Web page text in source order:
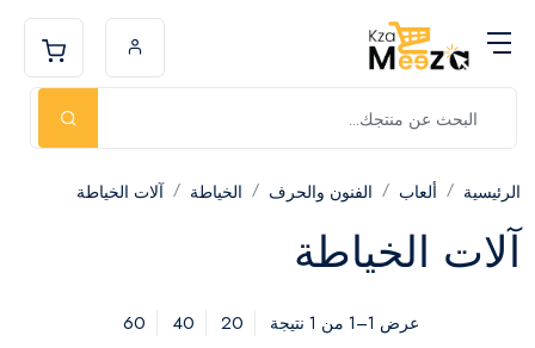
الرئيسية ألعاب الفنون والحرف الخياطة آلات الخياطة
آلات الخياطة
عرض 1–1 من 1 نتيجة 20
40
60